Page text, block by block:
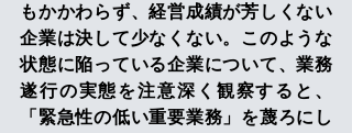
もかかわらず、経営成績が芳しくない
企業は決して少なくない。このような
状態に陥っている企業について、業務
遂行の実態を注意深く観察すると、
「緊急性の低い重要業務」を蔑ろにし